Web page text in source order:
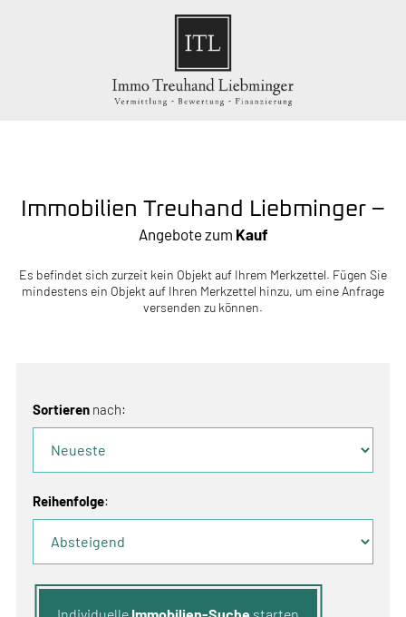
Immobilien Treuhand Liebminger –
Angebote zum Kauf
Es befindet sich zurzeit kein Objekt auf Ihrem Merkzettel. Fügen Sie
mindestens ein Objekt auf Ihren Merkzettel hinzu, um eine Anfrage
versenden zu können.
Sortieren nach:
Reihenfolge: